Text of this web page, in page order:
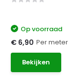
Op voorraad
€ 6,90 Per meter
Bekijken